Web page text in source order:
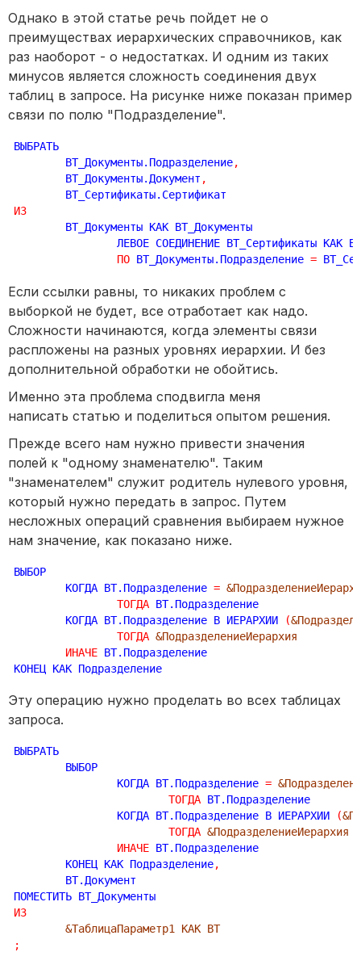
Однако в этой статье речь пойдет не о
преимуществах иерархических справочников, как
раз наоборот - о недостатках. И одним из таких
минусов является сложность соединения двух
таблиц в запросе. На рисунке ниже показан пример
связи по полю "Подразделение".
ВЫБРАТЬ
	ВТ_Документы.Подразделение
,
	ВТ_Документы.Документ
,
ИЗ
		ЛЕВОЕ СОЕДИНЕНИЕ ВТ_Сертификаты КАК ВТ_Сертификаты
ПО ВТ_Документы.Подразделение =
Если ссылки равны, то никаких проблем с
выборкой не будет, все отработает как надо.
Сложности начинаются, когда элементы связи
распложены на разных уровнях иерархии. И без
дополнительной обработки не обойтись.
Именно эта проблема сподвигла меня
написать статью и поделиться опытом решения.
Прежде всего нам нужно привести значения
полей к "одному знаменателю". Таким
"знаменателем" служит родитель нулевого уровня,
который нужно передать в запрос. Путем
несложных операций сравнения выбираем нужное
нам значение, как показано ниже.
ВЫБОР
	КОГДА ВТ.Подразделение
=
ТОГДА ВТ.Подразделение
	КОГДА ВТ.Подразделение В ИЕРАРХИИ
(
ТОГДА &ПодразделениеИерархия
ИНАЧЕ ВТ.Подразделение
КОНЕЦ КАК Подразделение
Эту операцию нужно проделать во всех таблицах
запроса.
ВЫБРАТЬ
		КОГДА ВТ.Подразделение
=
ТОГДА ВТ.Подразделение
		КОГДА ВТ.Подразделение В ИЕРАРХИИ
(
ТОГДА &ПодразделениеИерархия
ИНАЧЕ ВТ.Подразделение
	КОНЕЦ КАК Подразделение
,
ИЗ
&ТаблицаПараметр1 КАК ВТ
;